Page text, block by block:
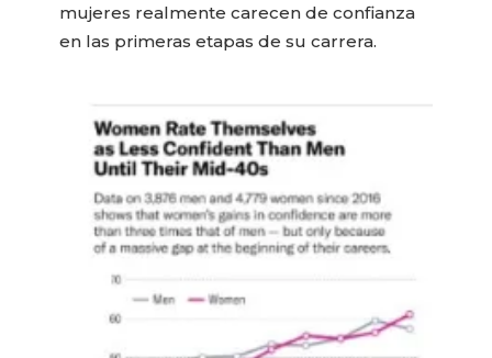
mujeres realmente carecen de confianza
en las primeras etapas de su carrera.